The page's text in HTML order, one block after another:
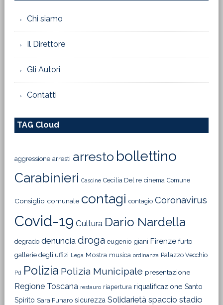
Chi siamo
Il Direttore
Gli Autori
Contatti
TAG Cloud
aggressione arresti arresto bollettino
Carabinieri Cascine Cecilia Del re cinema Comune
Consiglio comunale contagi contagio Coronavirus
Covid-19 Cultura Dario Nardella
degrado denuncia droga eugenio giani Firenze furto
gallerie degli uffizi Lega Mostra musica ordinanza Palazzo Vecchio
Pd Polizia Polizia Municipale presentazione
Regione Toscana restauro riapertura riqualificazione Santo
Spirito Sara Funaro sicurezza Solidarietà spaccio stadio